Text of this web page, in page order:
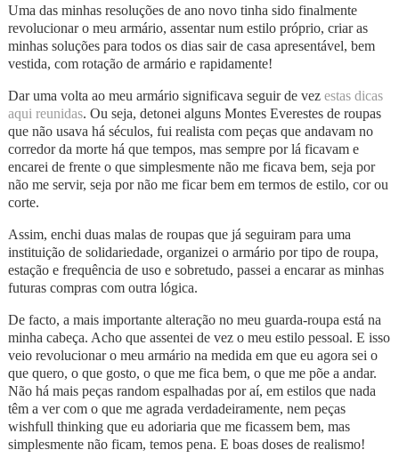
Uma das minhas resoluções de ano novo tinha sido finalmente
revolucionar o meu armário, assentar num estilo próprio, criar as
minhas soluções para todos os dias sair de casa apresentável, bem
vestida, com rotação de armário e rapidamente!
Dar uma volta ao meu armário significava seguir de vez estas dicas
aqui reunidas. Ou seja, detonei alguns Montes Everestes de roupas
que não usava há séculos, fui realista com peças que andavam no
corredor da morte há que tempos, mas sempre por lá ficavam e
encarei de frente o que simplesmente não me ficava bem, seja por
não me servir, seja por não me ficar bem em termos de estilo, cor ou
corte.
Assim, enchi duas malas de roupas que já seguiram para uma
instituição de solidariedade, organizei o armário por tipo de roupa,
estação e frequência de uso e sobretudo, passei a encarar as minhas
futuras compras com outra lógica.
De facto, a mais importante alteração no meu guarda-roupa está na
minha cabeça. Acho que assentei de vez o meu estilo pessoal. E isso
veio revolucionar o meu armário na medida em que eu agora sei o
que quero, o que gosto, o que me fica bem, o que me põe a andar.
Não há mais peças random espalhadas por aí, em estilos que nada
têm a ver com o que me agrada verdadeiramente, nem peças
wishfull thinking que eu adoriaria que me ficassem bem, mas
simplesmente não ficam, temos pena. E boas doses de realismo!